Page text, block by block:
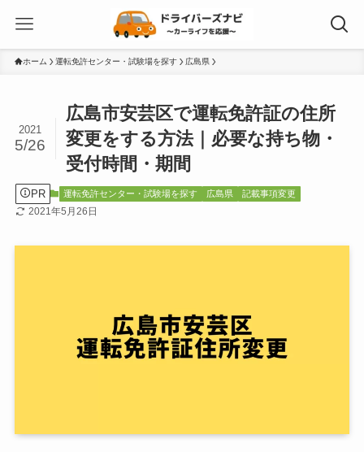
ホーム 運転免許センター・試験場を探す 広島県
広島市安芸区で運転免許証の住所
変更をする方法｜必要な持ち物・
受付時間・期間
2021
5/26
PR 運転免許センター・試験場を探す 広島県 記載事項変更
2021年5月26日